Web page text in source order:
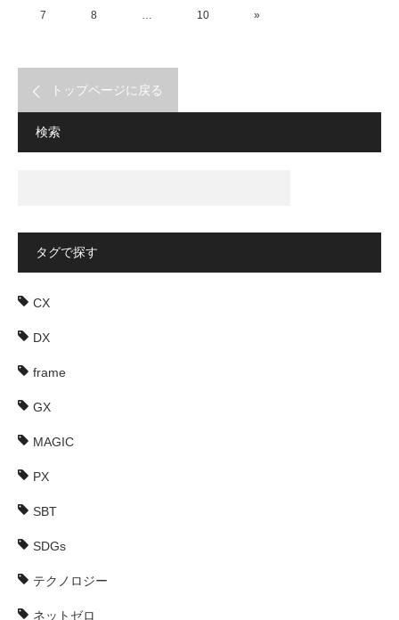
7 8 … 10 »
トップページに戻る
検索
タグで探す
CX
DX
frame
GX
MAGIC
PX
SBT
SDGs
テクノロジー
ネットゼロ